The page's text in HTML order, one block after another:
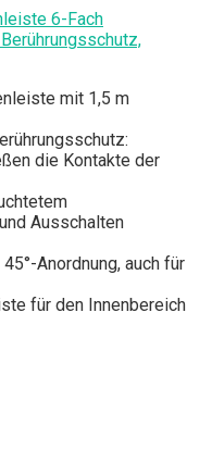
6-Fach
mit 1,5 m
die Kontakte der
Ausschalten
Anordnung, auch für
für den Innenbereich